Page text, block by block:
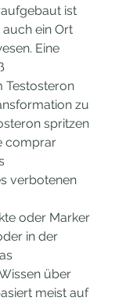
ist
ein Ort
Eine
Testosteron
zu
spritzen
comprar
verbotenen
oder Marker
in der
über
meist auf